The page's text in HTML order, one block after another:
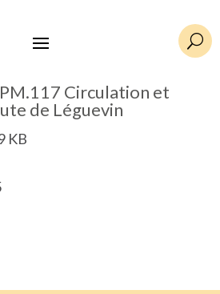
U
Circulation et
de Léguevin
KB